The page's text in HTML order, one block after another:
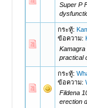
Super P
กระทู้:
ข้อความ:
Kamagra
practical
กระทู้:
ข้อความ:
Fildena
erection